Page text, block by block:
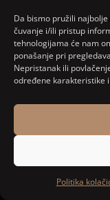
Da bismo pružili
čuvanje i/ili pristup
tehnologijama će nam
ponašanje pri
Nepristanak ili
određene karakteristike
Politika
Nove
Nema komentara
Designed